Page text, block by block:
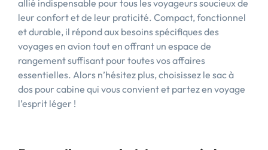
allié indispensable pour tous les voyageurs soucieux de
leur confort et de leur praticité. Compact, fonctionnel
et durable, il répond aux besoins spécifiques des
voyages en avion tout en offrant un espace de
rangement suffisant pour toutes vos affaires
essentielles. Alors n’hésitez plus, choisissez le sac à
dos pour cabine qui vous convient et partez en voyage
l’esprit léger !